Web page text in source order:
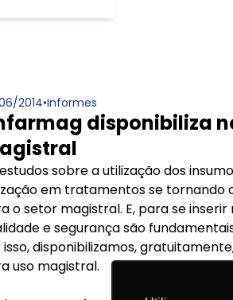
2014•Informes
disponibiliza
sobre a utilização dos
em tratamentos se tornando
o setor magistral. E, para se
e segurança são
isso, disponibilizamos,
uso magistral.